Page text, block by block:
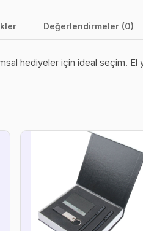
Değerlendirmeler (0)
hediyeler için ideal seçim. El